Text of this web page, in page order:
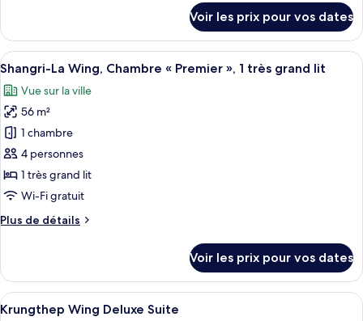
Horizon
Club
Room,
2
Twin
Beds
le
type
de
chambre
Shangri-
La
Wing
Horizon
Club
Room,
2
Twin
Voir les prix pour vos dates
Afficher
toutes
les
photos
pour
ce
type
de
chambre :
Shangri-
Chambre
«
Une chambre d’hôtel avec un
7
Shangri-La Wing, Chambre « Premier », 1 très grand lit
Vue sur la ville
56 m²
1 chambre
4 personnes
1 très grand lit
Wi-Fi gratuit
Plus de détails
Plus
le
type
de
Voir les prix pour vos dates
Afficher
Une chambre d’hôtel avec un
9
Krungthep Wing Deluxe Suite